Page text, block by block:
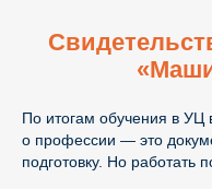
По итогам обучения в УЦ
о профессии — это
подготовку. Но работать